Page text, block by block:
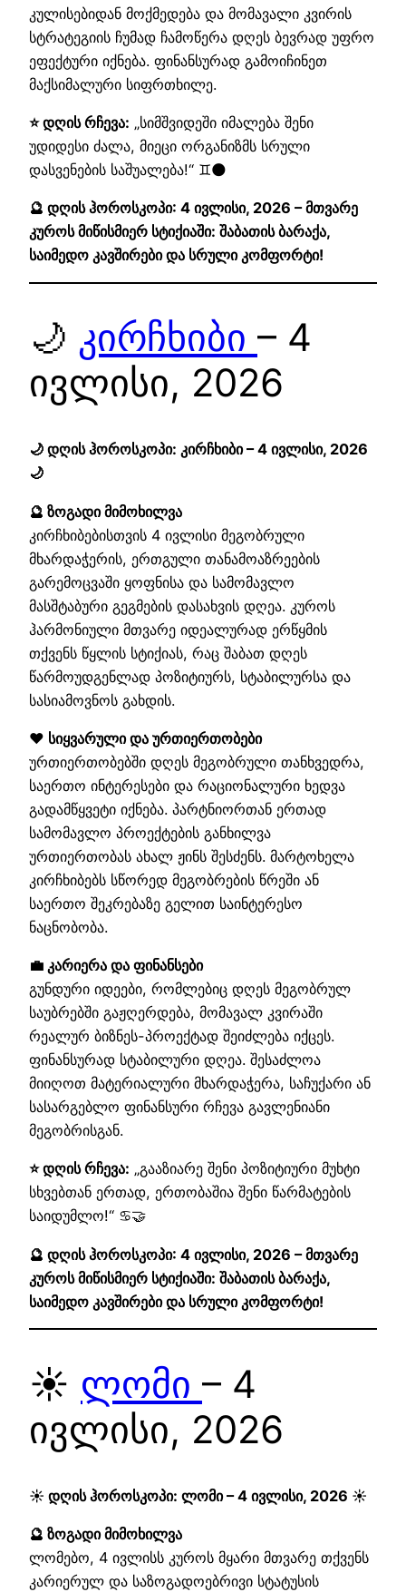
კულისებიდან მოქმედება და მომავალი კვირის
სტრატეგიის ჩუმად ჩამოწერა დღეს ბევრად უფრო
ეფექტური იქნება. ფინანსურად გამოიჩინეთ
მაქსიმალური სიფრთხილე.
⭐ დღის რჩევა: „სიმშვიდეში იმალება შენი
უდიდესი ძალა, მიეცი ორგანიზმს სრული
დასვენების საშუალება!“ ♊🌑
🔮 დღის ჰოროსკოპი: 4 ივლისი, 2026 – მთვარე
კუროს მიწისმიერ სტიქიაში: შაბათის ბარაქა,
საიმედო კავშირები და სრული კომფორტი!
🌙 კირჩხიბი – 4
ივლისი, 2026
🌙 დღის ჰოროსკოპი: კირჩხიბი – 4 ივლისი, 2026
🌙
🔮 ზოგადი მიმოხილვა
კირჩხიბებისთვის 4 ივლისი მეგობრული
მხარდაჭერის, ერთგული თანამოაზრეების
გარემოცვაში ყოფნისა და სამომავლო
მასშტაბური გეგმების დასახვის დღეა. კუროს
ჰარმონიული მთვარე იდეალურად ერწყმის
თქვენს წყლის სტიქიას, რაც შაბათ დღეს
წარმოუდგენლად პოზიტიურს, სტაბილურსა და
სასიამოვნოს გახდის.
❤️ სიყვარული და ურთიერთობები
ურთიერთობებში დღეს მეგობრული თანხვედრა,
საერთო ინტერესები და რაციონალური ხედვა
გადამწყვეტი იქნება. პარტნიორთან ერთად
სამომავლო პროექტების განხილვა
ურთიერთობას ახალ ჟინს შესძენს. მარტოხელა
კირჩხიბებს სწორედ მეგობრების წრეში ან
საერთო შეკრებაზე გელით საინტერესო
ნაცნობობა.
💼 კარიერა და ფინანსები
გუნდური იდეები, რომლებიც დღეს მეგობრულ
საუბრებში გაჟღერდება, მომავალ კვირაში
რეალურ ბიზნეს-პროექტად შეიძლება იქცეს.
ფინანსურად სტაბილური დღეა. შესაძლოა
მიიღოთ მატერიალური მხარდაჭერა, საჩუქარი ან
სასარგებლო ფინანსური რჩევა გავლენიანი
მეგობრისგან.
⭐ დღის რჩევა: „გააზიარე შენი პოზიტიური მუხტი
სხვებთან ერთად, ერთობაშია შენი წარმატების
საიდუმლო!“ ♋🤝
🔮 დღის ჰოროსკოპი: 4 ივლისი, 2026 – მთვარე
კუროს მიწისმიერ სტიქიაში: შაბათის ბარაქა,
საიმედო კავშირები და სრული კომფორტი!
☀️ ლომი – 4
ივლისი, 2026
☀️ დღის ჰოროსკოპი: ლომი – 4 ივლისი, 2026 ☀️
🔮 ზოგადი მიმოხილვა
ლომებო, 4 ივლისს კუროს მყარი მთვარე თქვენს
კარიერულ და საზოგადოებრივი სტატუსის